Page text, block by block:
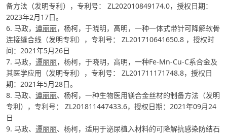
备方法（发明专利），专利号： ZL202010849174.0，授权日期：
2023年2月17日。
6. 马政， 谭丽丽，杨柯，于晓明，高明，一种一体式带针可降解软骨
连接缝合线（发明专利），专利号： ZL201710641650.8 ，授权时
间：2021年5月26日
7. 马政， 谭丽丽，杨柯，于晓明，高明，一种Fe-Mn-Cu-C系合金及
其医学应用（发明专利），专利号： ZL201711171748.8，授权日
期：2021年5月28日。
8. 马政、 谭丽丽、杨柯，一种生物医用镁合金丝材的制备方法（发明
专利），专利号： ZL201811447433.6，授权日期：2021年09月24
日
9. 马政、 谭丽丽、杨柯，适用于泌尿植入材料的可降解抗感染防结石